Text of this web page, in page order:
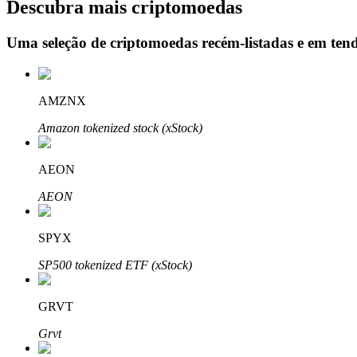
Bloqueios de BTR
Investimentos exclusivos para titulares de BTR
Empréstimos
Serviço de empréstimo apoiado por criptografia
Descubra mais criptomoedas
Uma seleção de criptomoedas recém-listadas e em
AMZNX
Amazon tokenized stock (xStock)
AEON
AEON
SPYX
SP500 tokenized ETF (xStock)
GRVT
Grvt